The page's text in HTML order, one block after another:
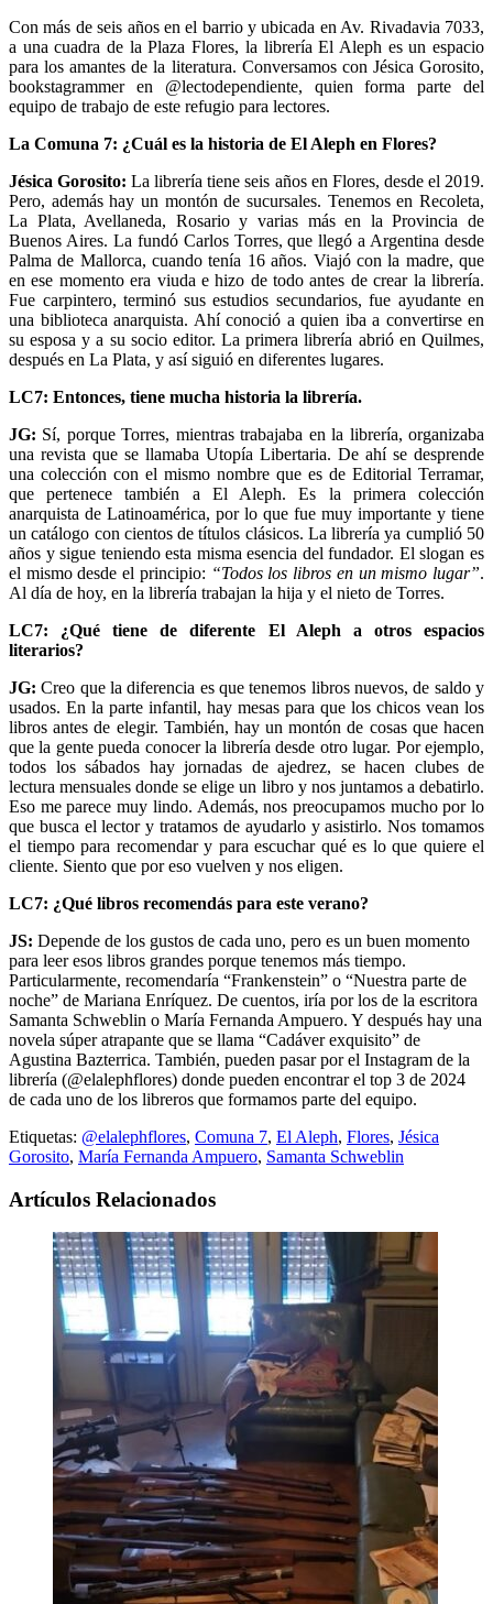
Con más de seis años en el barrio y ubicada en Av. Rivadavia 7033,
a una cuadra de la Plaza Flores, la librería El Aleph es un espacio
para los amantes de la literatura. Conversamos con Jésica Gorosito,
bookstagrammer en @lectodependiente, quien forma parte del
equipo de trabajo de este refugio para lectores.
La Comuna 7: ¿Cuál es la historia de El Aleph en Flores?
Jésica Gorosito: La librería tiene seis años en Flores, desde el 2019.
Pero, además hay un montón de sucursales. Tenemos en Recoleta,
La Plata, Avellaneda, Rosario y varias más en la Provincia de
Buenos Aires. La fundó Carlos Torres, que llegó a Argentina desde
Palma de Mallorca, cuando tenía 16 años. Viajó con la madre, que
en ese momento era viuda e hizo de todo antes de crear la librería.
Fue carpintero, terminó sus estudios secundarios, fue ayudante en
una biblioteca anarquista. Ahí conoció a quien iba a convertirse en
su esposa y a su socio editor. La primera librería abrió en Quilmes,
después en La Plata, y así siguió en diferentes lugares.
LC7: Entonces, tiene mucha historia la librería.
JG: Sí, porque Torres, mientras trabajaba en la librería, organizaba
una revista que se llamaba Utopía Libertaria. De ahí se desprende
una colección con el mismo nombre que es de Editorial Terramar,
que pertenece también a El Aleph. Es la primera colección
anarquista de Latinoamérica, por lo que fue muy importante y tiene
un catálogo con cientos de títulos clásicos. La librería ya cumplió 50
años y sigue teniendo esta misma esencia del fundador. El slogan es
el mismo desde el principio: “Todos los libros en un mismo lugar”.
Al día de hoy, en la librería trabajan la hija y el nieto de Torres.
LC7: ¿Qué tiene de diferente El Aleph a otros espacios
literarios?
JG:Creo que la diferencia es que tenemos libros nuevos, de saldo y
usados. En la parte infantil, hay mesas para que los chicos vean los
libros antes de elegir. También, hay un montón de cosas que hacen
que la gente pueda conocer la librería desde otro lugar. Por ejemplo,
todos los sábados hay jornadas de ajedrez, se hacen clubes de
lectura mensuales donde se elige un libro y nos juntamos a debatirlo.
Eso me parece muy lindo. Además, nos preocupamos mucho por lo
que busca el lector y tratamos de ayudarlo y asistirlo. Nos tomamos
el tiempo para recomendar y para escuchar qué es lo que quiere el
cliente. Siento que por eso vuelven y nos eligen.
LC7: ¿Qué libros recomendás para este verano?
JS: Depende de los gustos de cada uno, pero es un buen momento
para leer esos libros grandes porque tenemos más tiempo.
Particularmente, recomendaría “Frankenstein” o “Nuestra parte de
noche” de Mariana Enríquez. De cuentos, iría por los de la escritora
Samanta Schweblin o María Fernanda Ampuero. Y después hay una
novela súper atrapante que se llama “Cadáver exquisito” de
Agustina Bazterrica. También, pueden pasar por el Instagram de la
librería (@elalephflores) donde pueden encontrar el top 3 de 2024
de cada uno de los libreros que formamos parte del equipo.
Etiquetas: @elalephflores, Comuna 7, El Aleph, Flores, Jésica
Gorosito, María Fernanda Ampuero, Samanta Schweblin
Artículos Relacionados